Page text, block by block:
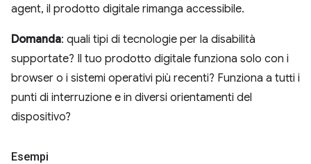
agent, il prodotto digitale rimanga accessibile.
Domanda: quali tipi di tecnologie per la disabilità
supportate? Il tuo prodotto digitale funziona solo con i
browser o i sistemi operativi più recenti? Funziona a tutti i
punti di interruzione e in diversi orientamenti del
dispositivo?
Esempi